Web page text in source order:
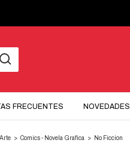
FRECUENTES NOVEDADES
Arte > Comics - Novela Grafica > No Ficcion